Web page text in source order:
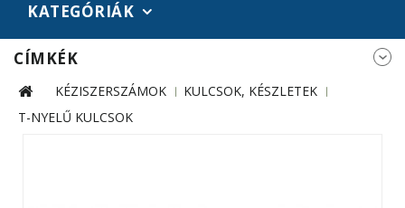
KATEGÓRIÁK
CÍMKÉK
KÉZISZERSZÁMOK
KULCSOK, KÉSZLETEK
T-NYELŰ KULCSOK